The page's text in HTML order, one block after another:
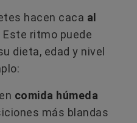
hacen caca al
Este ritmo puede
dieta, edad y nivel
comida húmeda
más blandas